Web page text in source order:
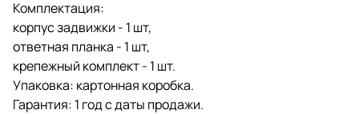
Комплектация:
корпус задвижки - 1 шт,
ответная планка - 1 шт,
крепежный комплект - 1 шт.
Упаковка: картонная коробка.
Гарантия: 1 год с даты продажи.